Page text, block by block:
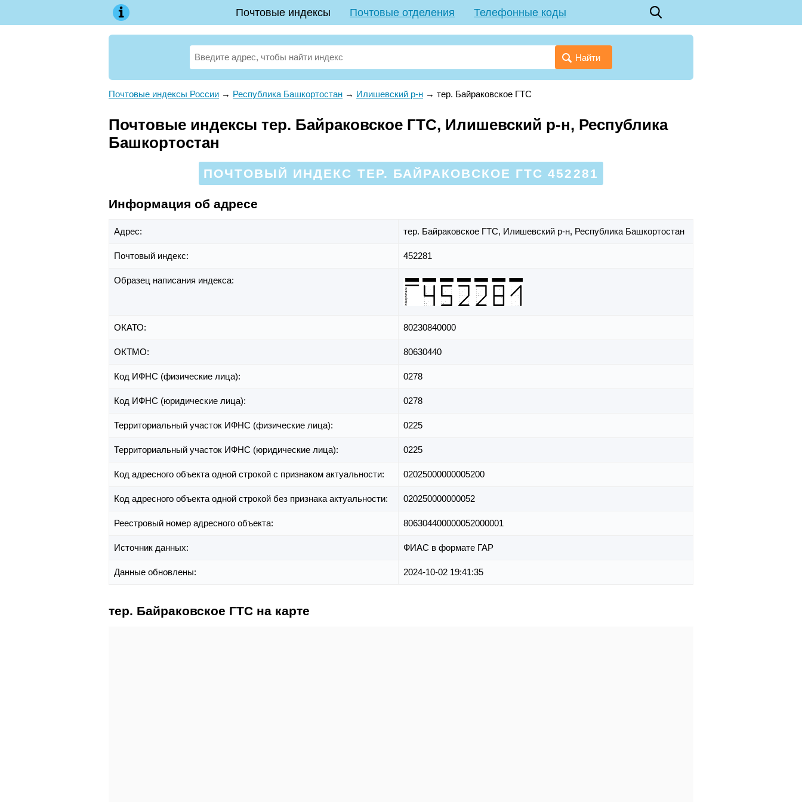
Почтовые индексы Почтовые отделения Телефонные коды
Найти
Почтовые индексы России → Республика Башкортостан → Илишевский р-н → тер. Байраковское ГТС
Почтовые индексы тер. Байраковское ГТС, Илишевский р-н, Республика
Башкортостан
ПОЧТОВЫЙ ИНДЕКС ТЕР. БАЙРАКОВСКОЕ ГТС 452281
Информация об адресе
Адрес: тер. Байраковское ГТС, Илишевский р-н, Республика Башкортостан
Почтовый индекс: 452281
Образец написания индекса:
ОКАТО: 80230840000
ОКТМО: 80630440
Код ИФНС (физические лица): 0278
Код ИФНС (юридические лица): 0278
Территориальный участок ИФНС (физические лица): 0225
Территориальный участок ИФНС (юридические лица): 0225
Код адресного объекта одной строкой с признаком актуальности: 02025000000005200
Код адресного объекта одной строкой без признака актуальности: 020250000000052
Реестровый номер адресного объекта: 806304400000052000001
Источник данных: ФИАС в формате ГАР
Данные обновлены: 2024-10-02 19:41:35
тер. Байраковское ГТС на карте